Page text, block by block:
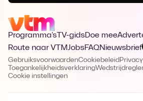
Programma's TV-gidsDoe mee
Route naar VTMJobsFAQNieuwsbrief
GebruiksvoorwaardenCookiebeleid
Toegankelijkheidsverklaring
Cookie instellingen